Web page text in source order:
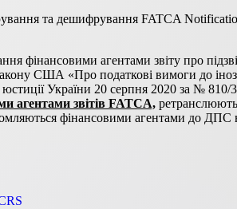
та дешифрування FATCA
фінансовими агентами звіту про
США «Про податкові вимоги до
України 20 серпня 2020 за №
агентами звітів FATCA,
фінансовими агентами до